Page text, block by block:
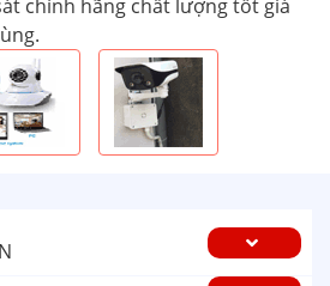
chính hãng chất lượng tốt giá